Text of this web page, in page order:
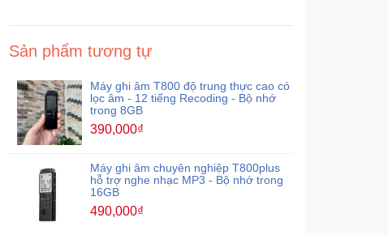
Sản phẩm tương tự
Máy ghi âm T800 độ trung thực cao có
lọc âm - 12 tiếng Recoding - Bộ nhớ
trong 8GB
390,000₫
Máy ghi âm chuyên nghiệp T800plus
hỗ trợ nghe nhạc MP3 - Bộ nhớ trong
16GB
490,000₫